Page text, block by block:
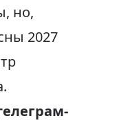
но,
2027